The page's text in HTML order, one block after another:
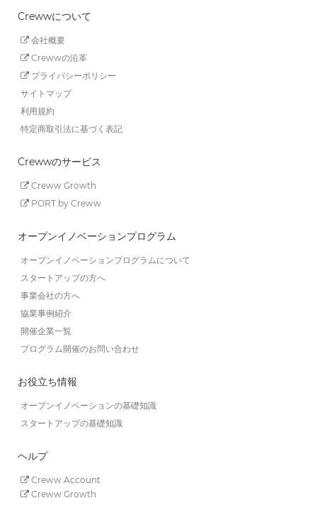
Crewwについて
会社概要
Crewwの沿革
プライバシーポリシー
サイトマップ
利用規約
特定商取引法に基づく表記
Crewwのサービス
Creww Growth
PORT by Creww
オープンイノベーションプログラム
オープンイノベーションプログラムについて
スタートアップの方へ
事業会社の方へ
協業事例紹介
開催企業一覧
プログラム開催のお問い合わせ
お役立ち情報
オープンイノベーションの基礎知識
スタートアップの基礎知識
ヘルプ
Creww Account
Creww Growth